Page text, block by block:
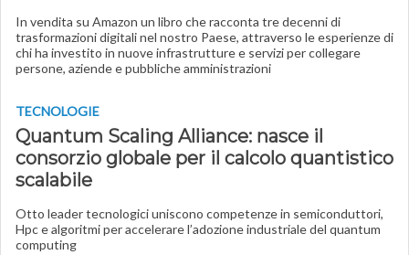
In vendita su Amazon un libro che racconta tre decenni di
trasformazioni digitali nel nostro Paese, attraverso le esperienze di
chi ha investito in nuove infrastrutture e servizi per collegare
persone, aziende e pubbliche amministrazioni
TECNOLOGIE
Quantum Scaling Alliance: nasce il
consorzio globale per il calcolo quantistico
scalabile
Otto leader tecnologici uniscono competenze in semiconduttori,
Hpc e algoritmi per accelerare l’adozione industriale del quantum
computing